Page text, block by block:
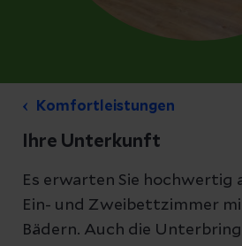
Komfortleistungen
Ihre Unterkunft
Es erwarten Sie
Ein- und Zweibettzimmer
Bädern. Auch die